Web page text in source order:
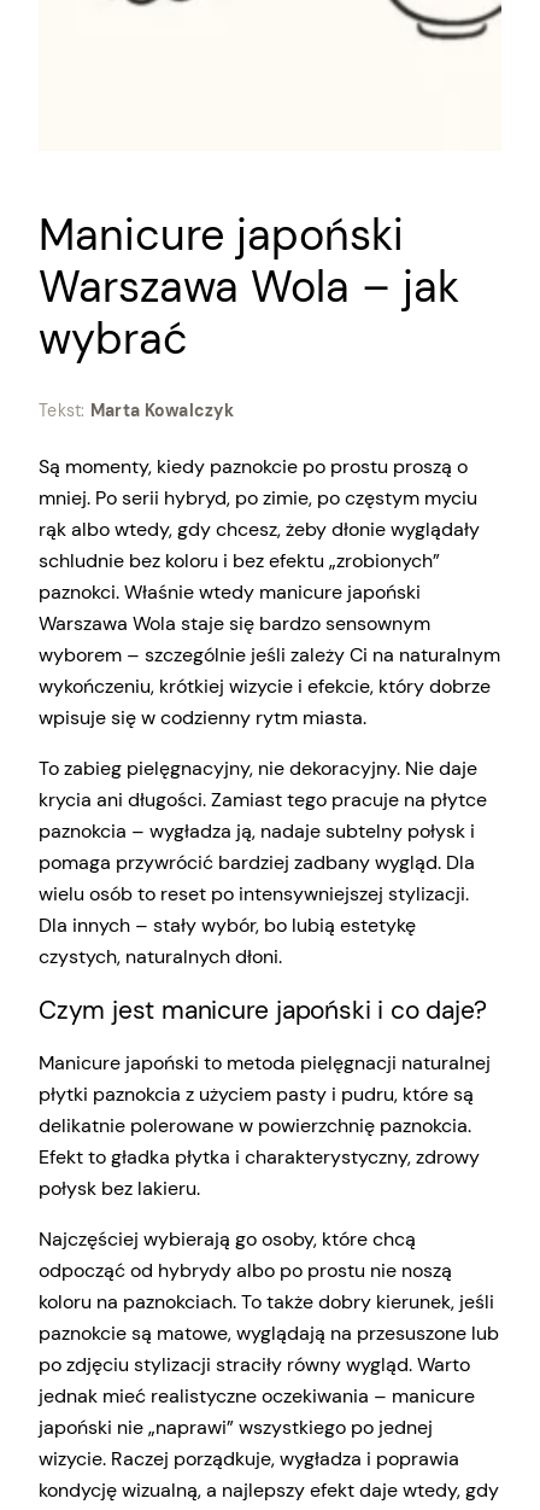
Manicure japoński
Warszawa Wola – jak
wybrać
Tekst: Marta Kowalczyk
Są momenty, kiedy paznokcie po prostu proszą o
mniej. Po serii hybryd, po zimie, po częstym myciu
rąk albo wtedy, gdy chcesz, żeby dłonie wyglądały
schludnie bez koloru i bez efektu „zrobionych”
paznokci. Właśnie wtedy manicure japoński
Warszawa Wola staje się bardzo sensownym
wyborem – szczególnie jeśli zależy Ci na naturalnym
wykończeniu, krótkiej wizycie i efekcie, który dobrze
wpisuje się w codzienny rytm miasta.
To zabieg pielęgnacyjny, nie dekoracyjny. Nie daje
krycia ani długości. Zamiast tego pracuje na płytce
paznokcia – wygładza ją, nadaje subtelny połysk i
pomaga przywrócić bardziej zadbany wygląd. Dla
wielu osób to reset po intensywniejszej stylizacji.
Dla innych – stały wybór, bo lubią estetykę
czystych, naturalnych dłoni.
Czym jest manicure japoński i co daje?
Manicure japoński to metoda pielęgnacji naturalnej
płytki paznokcia z użyciem pasty i pudru, które są
delikatnie polerowane w powierzchnię paznokcia.
Efekt to gładka płytka i charakterystyczny, zdrowy
połysk bez lakieru.
Najczęściej wybierają go osoby, które chcą
odpocząć od hybrydy albo po prostu nie noszą
koloru na paznokciach. To także dobry kierunek, jeśli
paznokcie są matowe, wyglądają na przesuszone lub
po zdjęciu stylizacji straciły równy wygląd. Warto
jednak mieć realistyczne oczekiwania – manicure
japoński nie „naprawi” wszystkiego po jednej
wizycie. Raczej porządkuje, wygładza i poprawia
kondycję wizualną, a najlepszy efekt daje wtedy, gdy